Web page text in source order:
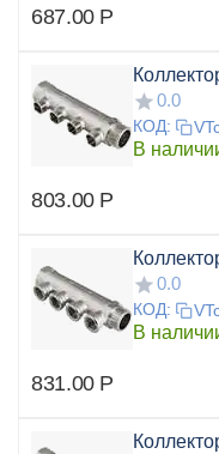
687.00 Р
0.0
КОД:
В
803.00 Р
0.0
КОД:
В
831.00 Р